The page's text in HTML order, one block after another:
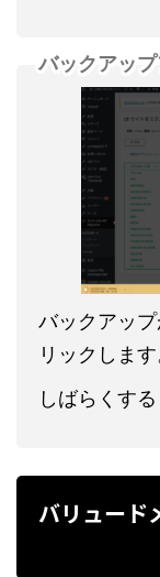
バックアッ
バックアッ
リックします
しばらくす
バリュード